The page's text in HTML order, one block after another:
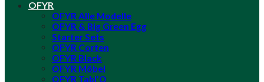
OFYR
OFYR Alle Modelle
OFYR & Big Green Egg
Starter Sets
OFYR Corten
OFYR Black
OFYR Möbel
OFYR Tabl’O